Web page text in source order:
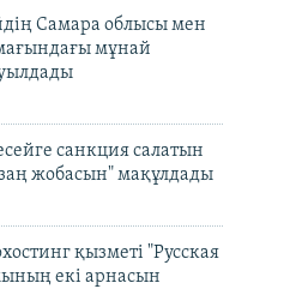
Самара облысы мен
мұнай
санкция салатын
жобасын" мақұлдады
қызметі "Русская
екі арнасын